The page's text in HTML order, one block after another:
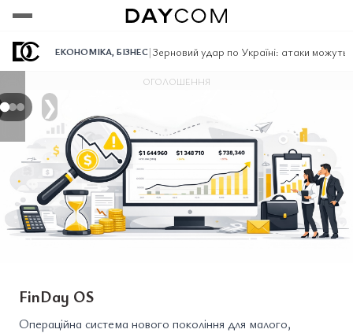
ЕКОНОМІКА, БІЗНЕС|Зерновий удар по Україні: атаки
❯
ОГОЛОШЕННЯ
FinDay OS
Операційна система нового покоління для малого,